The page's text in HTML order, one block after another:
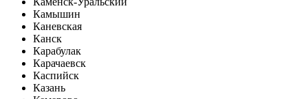
Камышин
Каневская
Канск
Карабулак
Карачаевск
Каспийск
Казань